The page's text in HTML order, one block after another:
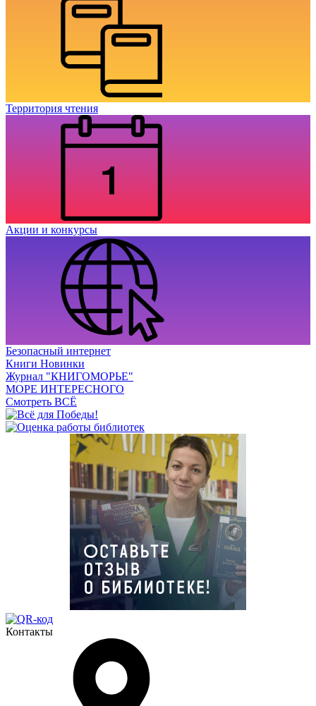
Территория чтения
Акции и конкурсы
Безопасный интернет
Книги Новинки
Журнал "КНИГОМОРЬЕ"
МОРЕ ИНТЕРЕСНОГО
Смотреть ВСЁ
Контакты